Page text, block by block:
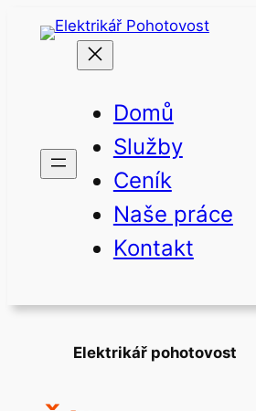
Přeskočit
Domů
Služby
Ceník
Naše práce
Kontakt
Elektrikář pohotovost